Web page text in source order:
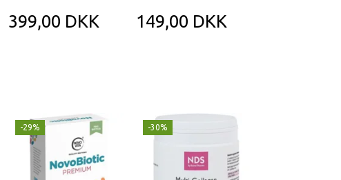
399,00 DKK 149,00 DKK
-29% -30%